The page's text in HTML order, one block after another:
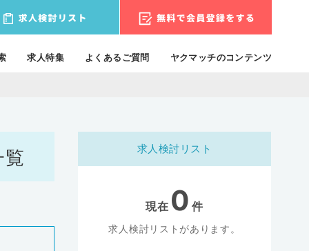
求人特集 よくあるご質問 ヤクマッチのコンテンツ
求人検討リスト
現在 0 件
求人検討リストがあります。